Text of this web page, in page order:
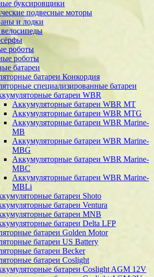
буксировщики
подвесные моторы
и лодки
роботы
роботы
батареи
батареи Конкордия
специализированные батареи
батареи WBR
Аккумуляторные батареи WBR MT
Аккумуляторные батареи WBR MTG
Аккумуляторные батареи WBR Marine-
MB
Аккумуляторные батареи WBR Marine-
MBG
Аккумуляторные батареи WBR Marine-
MBC
Аккумуляторные батареи WBR Marine-
MBLi
батареи Shoto
батареи Ventura
батареи MNB
батареи Delta LFP
батареи Golden Motor
батареи US Battery
батареи Becker
батареи Coslight
батареи Coslight AGM 12V